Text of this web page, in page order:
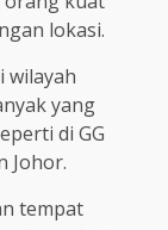
lokasi.
wilayah
yang
di GG
Johor.
tempat